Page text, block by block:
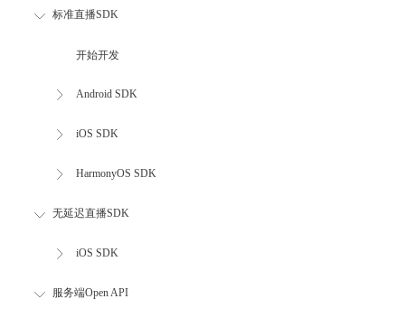
标准直播SDK
开始开发
Android SDK
iOS SDK
HarmonyOS SDK
无延迟直播SDK
iOS SDK
服务端Open API